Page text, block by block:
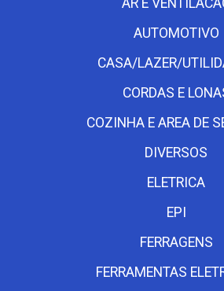
AUTOMOTIVO
CASA/LAZER/
CORDAS E
COZINHA E AREA DE
DIVERSOS
ELETRICA
EPI
FERRAGENS
FERRAMENTAS